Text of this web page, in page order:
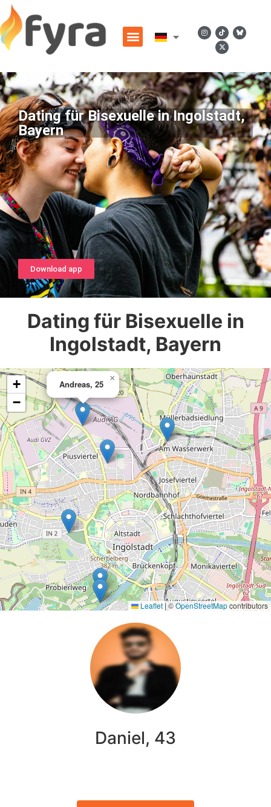
Dating für Bisexuelle in Ingolstadt,
Bayern
Download app
Dating für Bisexuelle in
Ingolstadt, Bayern
Andreas, 25
×
+
−
Leaflet |©OpenStreetMapcontributors
Daniel, 43